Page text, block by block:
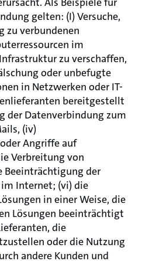
gelten: (I) Versuche,
zu verbundenen
im
zu verschaffen,
oder unbefugte
in Netzwerken oder IT-
bereitgestellt
der Datenverbindung zum
(iv)
Angriffe auf
Verbreitung von
Beeinträchtigung der
Internet; (vi) die
in einer Weise, die
Lösungen beeinträchtigt
die
oder die Nutzung
andere Kunden und